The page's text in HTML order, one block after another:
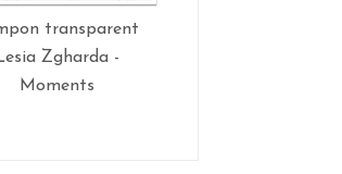
transparent
Zgharda -
Moments